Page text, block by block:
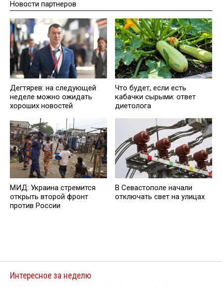
Новости партнеров
Дегтярев: на следующей
неделе можно ожидать
хороших новостей
Что будет, если есть
кабачки сырыми: ответ
диетолога
МИД: Украина стремится
открыть второй фронт
против России
В Севастополе начали
отключать свет на улицах
Интересное за неделю